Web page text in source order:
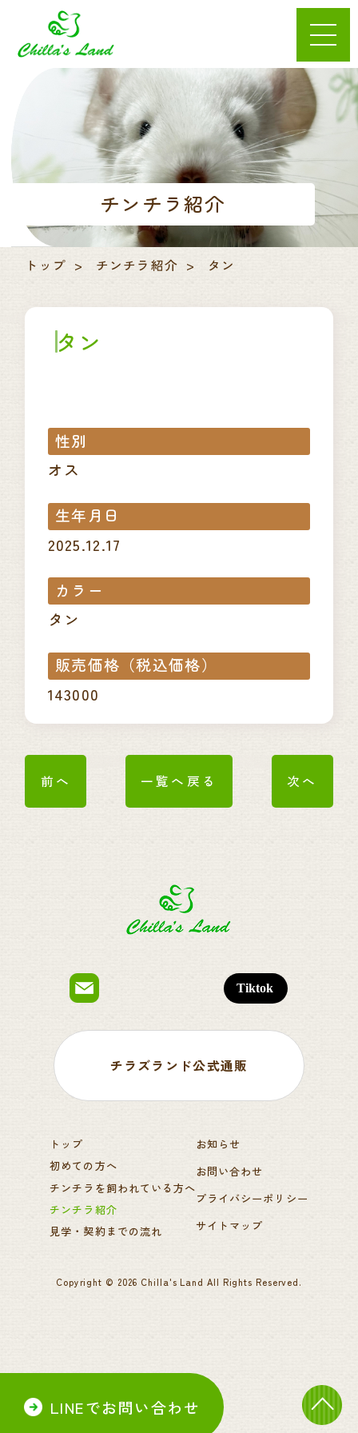
チンチラ紹介
トップ チンチラ紹介 タン
性別
オス
生年月日
2025.12.17
カラー
タン
販売価格（税込価格）
143000
タン
前へ 一覧へ戻る 次へ
LINEでお問い合わせ
チラズランド公式通販
トップ
初めての方へ
チンチラを飼われている方へ
チンチラ紹介
見学・契約までの流れ
お知らせ
お問い合わせ
プライバシーポリシー
サイトマップ
Copyright © 2026 Chilla's Land All Rights Reserved.